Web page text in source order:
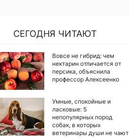
СЕГОДНЯ ЧИТАЮТ
Вовсе не гибрид: чем
нектарин отличается от
персика, объяснила
профессор Алексеенко
Умные, спокойные и
ласковые: 5
непопулярных пород
собак, в которых
ветеринары души не чают